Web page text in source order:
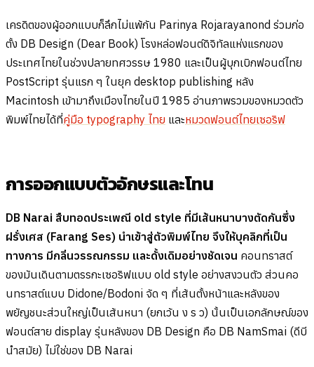
เครดิตของผู้ออกแบบก็ลึกไม่แพ้กัน Parinya Rojarayanond ร่วมก่อ
ตั้ง DB Design (Dear Book) โรงหล่อฟอนต์ดิจิทัลแห่งแรกของ
ประเทศไทยในช่วงปลายทศวรรษ 1980 และเป็นผู้บุกเบิกฟอนต์ไทย
PostScript รุ่นแรก ๆ ในยุค desktop publishing หลัง
Macintosh เข้ามาถึงเมืองไทยในปี 1985 อ่านภาพรวมของหมวดตัว
พิมพ์ไทยได้ที่คู่มือ typography ไทย และหมวดฟอนต์ไทยเซอริฟ
การออกแบบตัวอักษรและโทน
DB Narai สืบทอดประเพณี old style ที่มีเส้นหนาบางตัดกันซึ่ง
ฝรั่งเศส (Farang Ses) นำเข้าสู่ตัวพิมพ์ไทย จึงให้บุคลิกที่เป็น
ทางการ มีกลิ่นวรรณกรรม และดั้งเดิมอย่างชัดเจน คอนทราสต์
ของมันเดินตามตรรกะเซอริฟแบบ old style อย่างสงวนตัว ส่วนคอ
นทราสต์แบบ Didone/Bodoni จัด ๆ ที่เส้นตั้งหน้าและหลังของ
พยัญชนะส่วนใหญ่เป็นเส้นหนา (ยกเว้น ง ร ว) นั้นเป็นเอกลักษณ์ของ
ฟอนต์สาย display รุ่นหลังของ DB Design คือ DB NamSmai (ดีบี
นําสมัย) ไม่ใช่ของ DB Narai